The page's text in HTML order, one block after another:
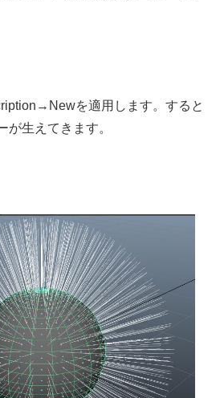
を適用します。すると
が生えてきます。